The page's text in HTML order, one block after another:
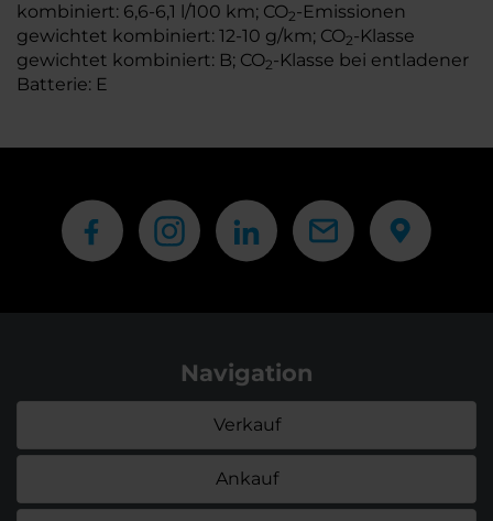
kombiniert: 6,6-6,1 l/100 km; CO2-Emissionen
gewichtet kombiniert: 12-10 g/km; CO2-Klasse
gewichtet kombiniert: B; CO2-Klasse bei entladener
Batterie: E
Navigation
Verkauf
Ankauf